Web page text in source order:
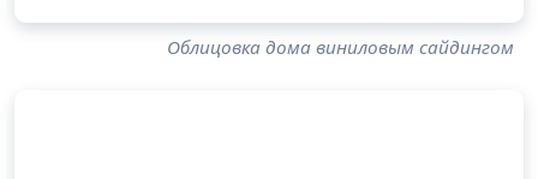
Облицовка дома виниловым сайдингом